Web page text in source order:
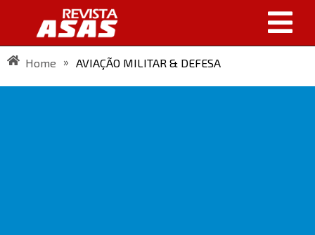
Home » AVIAÇÃO MILITAR & DEFESA